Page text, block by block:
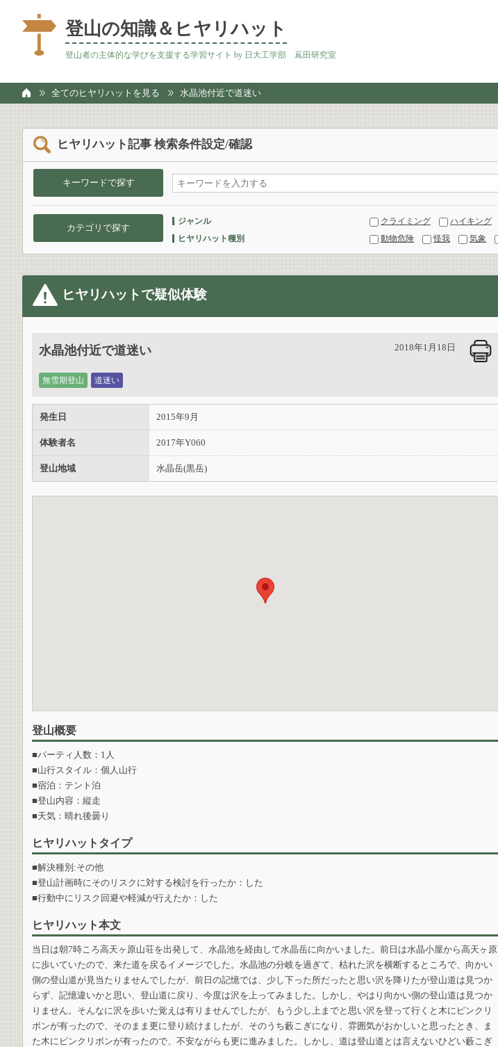
登山の知識＆ヒヤリハット
登山者の主体的な学びを支援する学習サイト by 日大工学部 嶌田研究室
全てのヒヤリハットを見る 水晶池付近で道迷い
ヒヤリハット記事 検索条件設定/確認
キーワードで探す
カテゴリで探す
ジャンル クライミング ハイキング
ヒヤリハット種別
動物危険 怪我 気象
ヒヤリハットで疑似体験
水晶池付近で道迷い 2018年1月18日
無雪期登山 道迷い
発生日 2015年9月
体験者名 2017年Y060
登山地域 水晶岳(黒岳)
登山概要
■パーティ人数：1人
■山行スタイル：個人山行
■宿泊：テント泊
■登山内容：縦走
■天気：晴れ後曇り
ヒヤリハットタイプ
■解決種別:その他
■登山計画時にそのリスクに対する検討を行ったか：した
■行動中にリスク回避や軽減が行えたか：した
ヒヤリハット本文
当日は朝7時ころ高天ヶ原山荘を出発して、水晶池を経由して水晶岳に向かいました。前日は水晶小屋から高天ヶ原
に歩いていたので、来た道を戻るイメージでした。水晶池の分岐を過ぎて、枯れた沢を横断するところで、向かい
側の登山道が見当たりませんでしたが、前日の記憶では、少し下った所だったと思い沢を降りたが登山道は見つか
らず、記憶違いかと思い、登山道に戻り、今度は沢を上ってみました。しかし、やはり向かい側の登山道は見つか
りません。そんなに沢を歩いた覚えは有りませんでしたが、もう少し上までと思い沢を登って行くと木にピンクリ
ボンが有ったので、そのまま更に登り続けましたが、そのうち藪こぎになり、雰囲気がおかしいと思ったとき、ま
た木にピンクリボンが有ったので、不安ながらも更に進みました。しかし、道は登山道とは言えないひどい藪こぎ